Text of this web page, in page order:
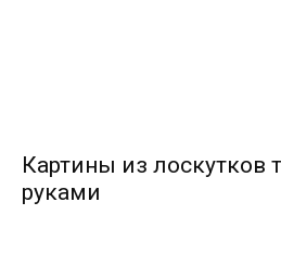
Картины из лоскутков
руками